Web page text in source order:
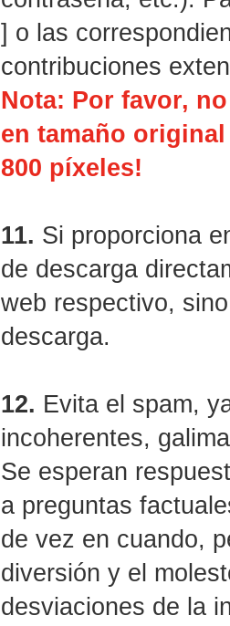
] o las
contribuciones
Nota: Por favor,
en tamaño
800 píxeles!
11. Si proporciona
de descarga
web respectivo,
descarga.
12. Evita el spam,
incoherentes,
Se esperan
a preguntas
de vez en cuando,
diversión y el
desviaciones de la